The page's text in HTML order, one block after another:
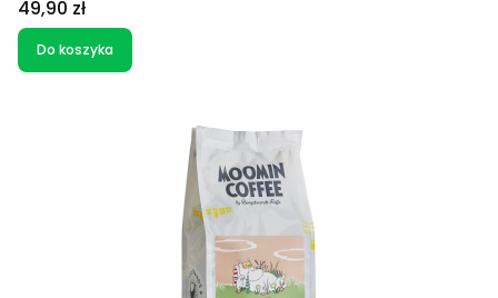
Cena
49,90 zł
Do koszyka